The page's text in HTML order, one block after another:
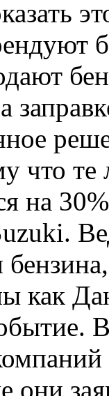
что
на
как
они